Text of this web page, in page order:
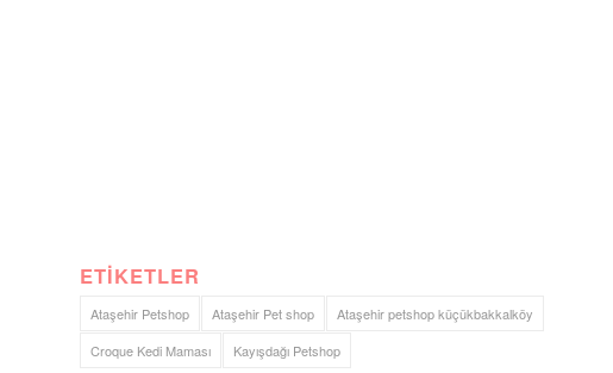
ETIKETLER
Ataşehir Petshop Ataşehir Pet shop
Ataşehir petshop küçükbakkalköy
Croque Kedi Maması
Kayışdağı Petshop